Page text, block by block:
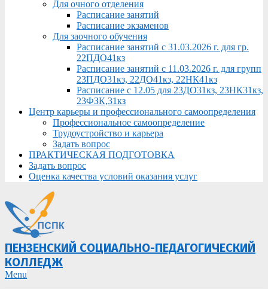
Для очного отделения
Расписание занятий
Расписание экзаменов
Для заочного обучения
Расписание занятий с 31.03.2026 г. для гр.
22ПДО41кз
Расписание занятий с 11.03.2026 г. для групп
23ПДО31кз, 22ДО41кз, 22НК41кз
Расписание с 12.05 для 23ДО31кз, 23НК31кз,
23ФЗК,31кз
Центр карьеры и профессионального самоопределения
Профессиональное самоопределение
Трудоустройство и карьера
Задать вопрос
ПРАКТИЧЕСКАЯ ПОДГОТОВКА
Задать вопрос
Оценка качества условий оказания услуг
ПЕНЗЕНСКИЙ СОЦИАЛЬНО-ПЕДАГОГИЧЕСКИЙ
КОЛЛЕДЖ
Primary
Menu